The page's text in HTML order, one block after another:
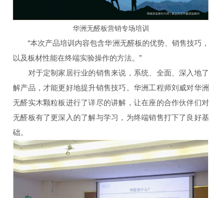
华洲无醛板营销专场培训
“本次产品培训内容包含华洲无醛板的优势、销售技巧，
以及板材性能在终端实验操作的方法。”
对于定制家居行业的销售来说，系统、全面、深入地了
解产品，才能更好地提升销售技巧。华洲工程师刘威对华洲
无醛实木颗粒板进行了详尽的讲解，让在座的合作伙伴们对
无醛板有了更深入的了解与学习，为终端销售打下了良好基
础。